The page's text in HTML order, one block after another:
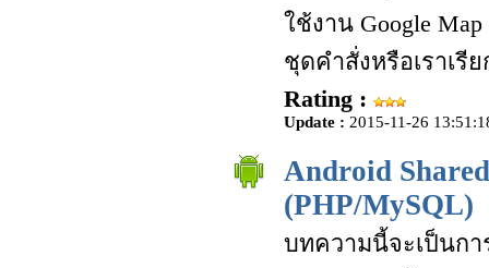
ใช้งาน Google
ชุดคำสั่งหรือเราเรีย
Rating :
Update : 2015-11-26
Android
(PHP/MySQL)
บทความนี้จะเป็นกา